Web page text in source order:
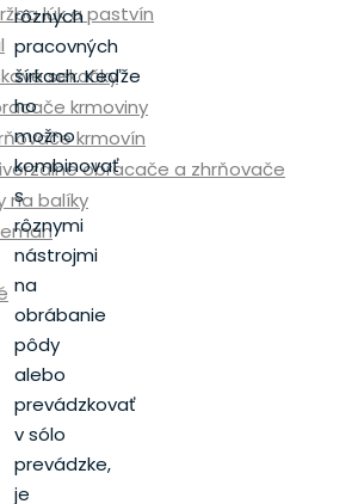
lúk a pastvín
sekačky
krmoviny
krmovín
obracače a zhrňovače
na balíky
rôznych
pracovných
šírkach.Keďže
ho
možno
kombinovať
s
rôznymi
nástrojmi
na
obrábanie
pôdy
alebo
prevádzkovať
v sólo
prevádzke,
je